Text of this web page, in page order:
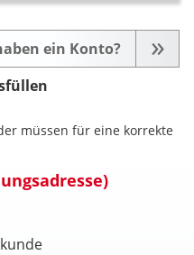
ein Konto?
müssen für eine korrekte